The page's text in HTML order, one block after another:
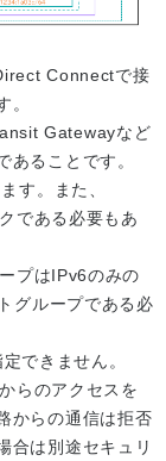
Connectで接
。
Gatewayなど
あることです。
す。また、
である必要もあ
プはIPv6のみの
グループである必
できません。
らのアクセスを
からの通信は拒否
合は別途セキュリ